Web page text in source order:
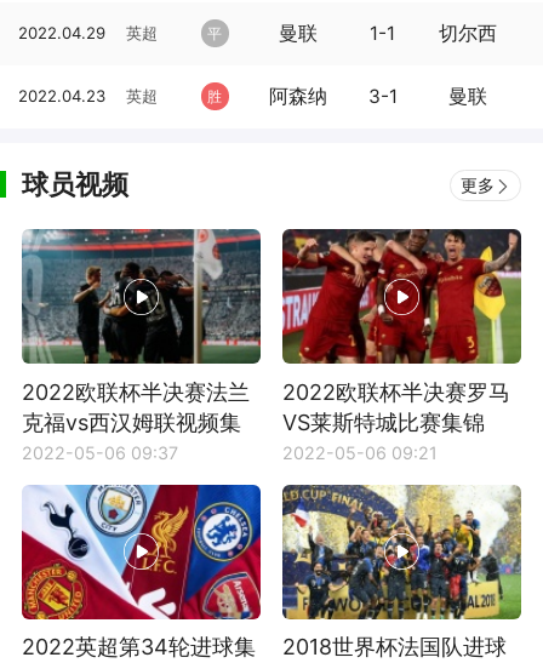
2022.04.29 英超 平 曼联 1-1 切尔西
2022.04.23 英超 胜 阿森纳 3-1 曼联
球员视频 更多
2022欧联杯半决赛法兰
克福vs西汉姆联视频集
锦
2022-05-06 09:37
2022欧联杯半决赛罗马
VS莱斯特城比赛集锦
2022-05-06 09:21
2022英超第34轮进球集
2018世界杯法国队进球